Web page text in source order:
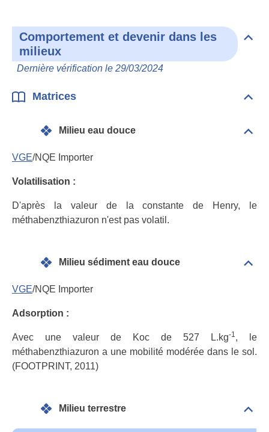
Comportement et devenir dans les
milieux
Dernière vérification le 29/03/2024
les
Matrices
Milieu eau douce
VGE/NQE Importer
Volatilisation :
D'après la valeur de la constante de Henry, le
méthabenzthiazuron n'est pas volatil.
Milieu sédiment eau douce
VGE/NQE Importer
Adsorption :
Avec une valeur de Koc de 527 L.kg-1, le
méthabenzthiazuron a une mobilité modérée dans le sol.
(FOOTPRINT, 2011)
Milieu terrestre